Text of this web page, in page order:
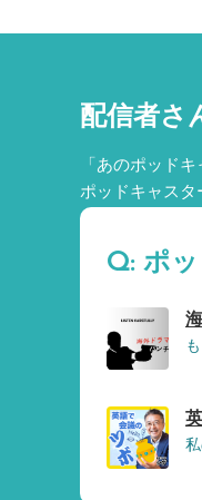
配信者さ
「あのポッド
ポッドキャスタ
Q: ポ